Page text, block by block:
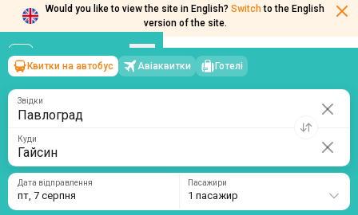
Would you like to view the site in English? Switch to the English
version of the site.
Павлоград→Гайсин
пт, 7 серпня/1 пасажир
Квитки на автобус Авіаквитки Готелі
Звідки
Куди
Дата відправлення
пт, 7 серпня
Пасажири
1 пасажир